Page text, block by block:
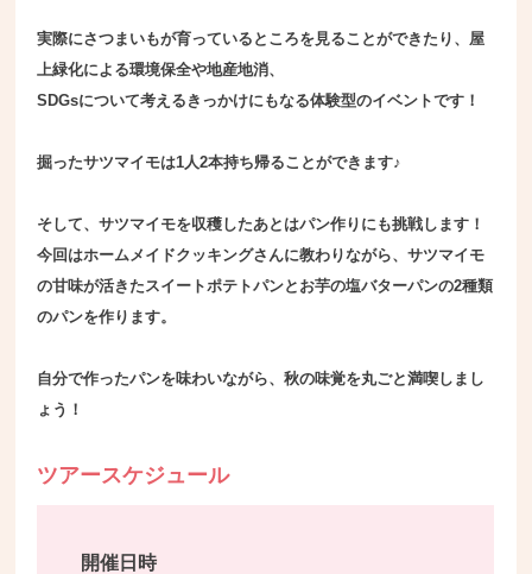
実際にさつまいもが育っているところを見ることができたり、屋
上緑化による環境保全や地産地消、
SDGsについて考えるきっかけにもなる体験型のイベントです！
掘ったサツマイモは1人2本持ち帰ることができます♪
そして、サツマイモを収穫したあとはパン作りにも挑戦します！
今回はホームメイドクッキングさんに教わりながら、サツマイモ
の甘味が活きたスイートポテトパンとお芋の塩バターパンの2種類
のパンを作ります。
自分で作ったパンを味わいながら、秋の味覚を丸ごと満喫しまし
ょう！
ツアースケジュール
開催日時